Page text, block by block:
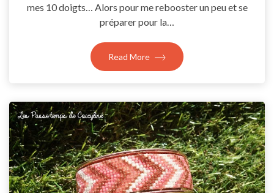
mes 10 doigts… Alors pour me rebooster un peu et se
préparer pour la…
Read More